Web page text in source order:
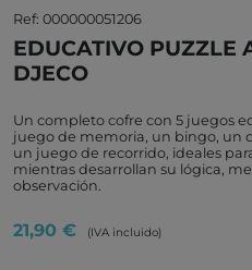
Ref: 000000051206
EDUCATIVO PUZZLE
DJECO
Un completo cofre con 5 juegos
juego de memoria, un bingo, un
un juego de recorrido, ideales
mientras desarrollan su lógica,
observación.
21,90 € (IVA incluido)